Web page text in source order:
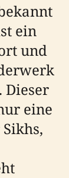
ein
und
Dieser
eine